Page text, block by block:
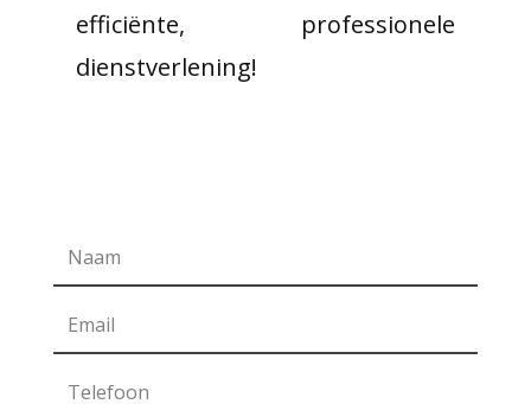
efficiënte, professionele
dienstverlening!